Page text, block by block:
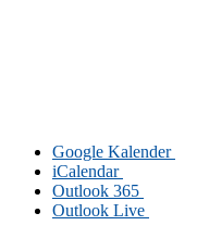
Goog­le Kalender
iCalendar
Out­look 365
Out­look Live